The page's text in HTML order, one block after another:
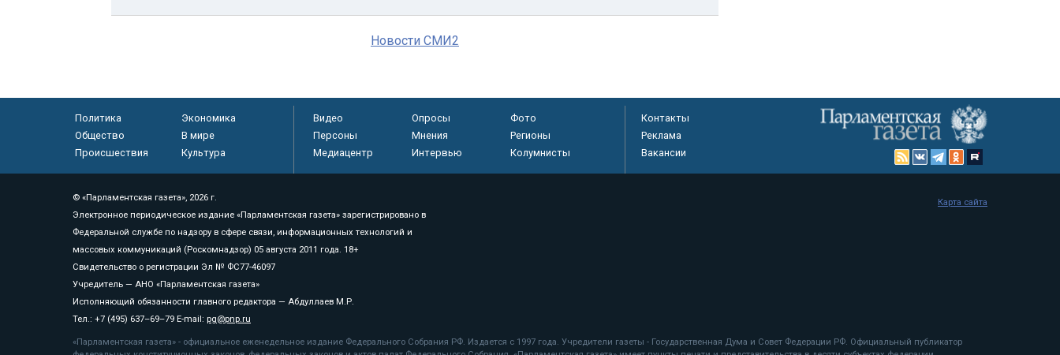
Новости СМИ2
Политика
Экономика
Общество
В мире
Происшествия
Культура
Видео Опросы
Фото
Персоны
Мнения
Регионы
Медиацентр
Интервью Колумнисты
Контакты
Реклама
Вакансии
© «Парламентская газета», 2026 г.
Электронное периодическое издание «Парламентская газета» зарегистрировано в
Федеральной службе по надзору в сфере связи, информационных технологий и
массовых коммуникаций (Роскомнадзор) 05 августа 2011 года. 18+
Свидетельство о регистрации Эл № ФС77-46097
Учредитель — АНО «Парламентская газета»
Исполняющий обязанности главного редактора — Абдуллаев М.Р.
Тел.: +7 (495) 637–69–79 E-mail: pg@pnp.ru
«Парламентская газета» - официальное еженедельное издание Федерального Собрания РФ. Издается с 1997 года. Учредители газеты - Государственная Дума и Совет Федерации РФ. Официальный публикатор
Карта сайта